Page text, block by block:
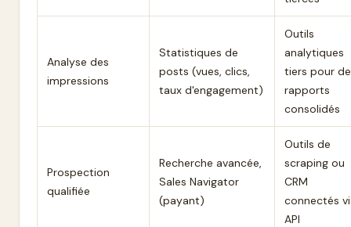
Analyse des
impressions
Statistiques de
posts (vues, clics,
taux d'engagement)
Outils
analytiques
tiers pour
rapports
consolidés
Prospection
qualifiée
Recherche avancée,
Sales Navigator
(payant)
Outils de
scraping ou
CRM
connectés
API